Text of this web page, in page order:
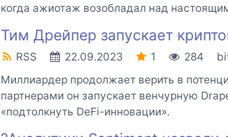
когда ажиотаж возобладал над
Тим Дрейпер запускает
RSS 22.09.2023 1 284
Миллиардер продолжает верить в
партнерами он запускает венчурную
«подтолкнуть DeFi-инновации».